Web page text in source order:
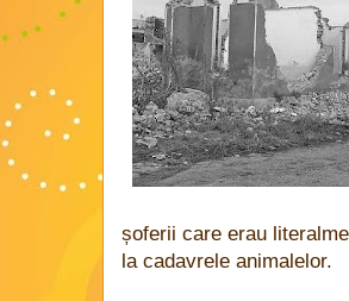
șoferii care erau
la cadavrele animalelor.